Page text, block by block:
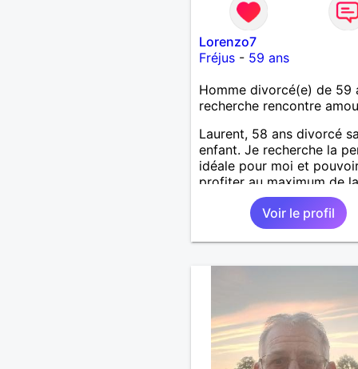
Lorenzo7
Fréjus- 59 ans
Homme divorcé(e) de 59
recherche rencontre
Laurent, 58 ans divorcé
enfant. Je recherche la
idéale pour moi et
profiter au maximum de
de couple
Voir le profil